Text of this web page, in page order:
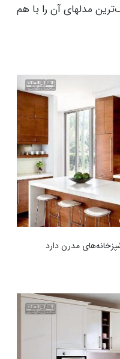
مدلهای آن‌ را با هم
مدرن دارد